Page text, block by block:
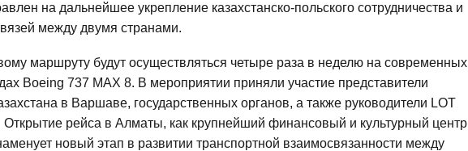
на дальнейшее укрепление казахстанско-польского сотрудничества и
между двумя странами.
маршруту будут осуществляться четыре раза в неделю на современных
Boeing 737 MAX 8. В мероприятии приняли участие представители
в Варшаве, государственных органов, а также руководители LOT
Открытие рейса в Алматы, как крупнейший финансовый и культурный центр
новый этап в развитии транспортной взаимосвязанности между